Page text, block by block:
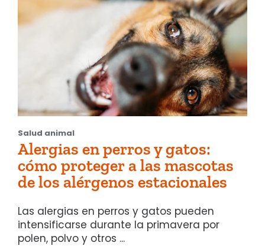
Salud animal
Alergias en perros y gatos:
cómo proteger a las mascotas
de los alérgenos estacionales
Las alergias en perros y gatos pueden
intensificarse durante la primavera por
polen, polvo y otros ...